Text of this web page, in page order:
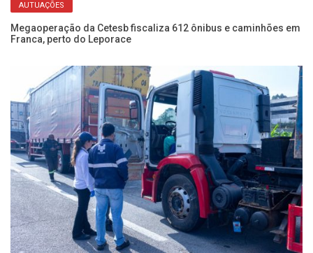
AUTUAÇÕES
Megaoperação da Cetesb fiscaliza 612 ônibus e caminhões em
Franca, perto do Leporace